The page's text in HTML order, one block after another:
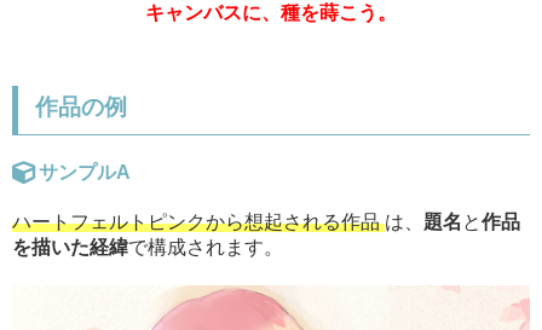
キャンバスに、種を蒔こう。
作品の例
サンプルA
ハートフェルトピンクから想起される作品は、 題名 と作品
を描いた経緯で構成されます。